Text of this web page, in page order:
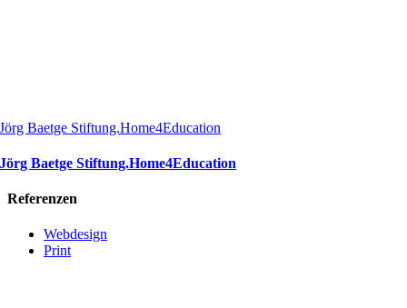
Jörg Baetge Stiftung.Home4Education
Jörg Baetge Stiftung.Home4Education
Referenzen
Webdesign
Print